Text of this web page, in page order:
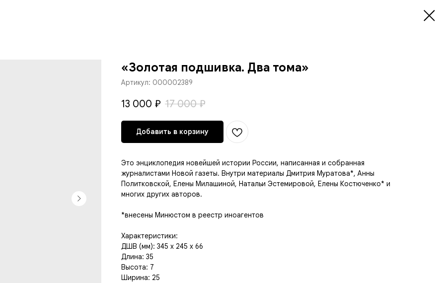
«Золотая подшивка. Два тома»
Артикул: 000002389
13 000 ₽ 17 000 ₽
Добавить в корзину
Это энциклопедия новейшей истории России, написанная и собранная
журналистами Новой газеты. Внутри материалы Дмитрия Муратова*, Анны
Политковской, Елены Милашиной, Натальи Эстемировой, Елены Костюченко* и
многих других авторов.
*внесены Минюстом в реестр иноагентов
Xapaктеpиcтики:
ДШB (мм): 345 x 245 х 66
Длина: 35
Высотa: 7
Шиpина: 25